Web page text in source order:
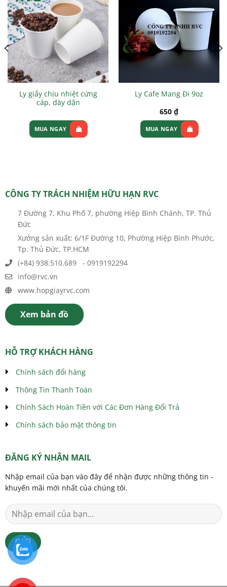
Ly giấy chịu nhiệt cứng
cáp, dày dặn
MUA NGAY
Ly Cafe Mang Đi 9oz
650 ₫
MUA NGAY
CÔNG TY TRÁCH NHIỆM HỮU HẠN RVC
7 Đường 7, Khu Phố 7, phường Hiệp Bình Chánh, TP. Thủ
Đức
Xưởng sản xuất: 6/1F Đường 10, Phường Hiệp Bình Phước,
Tp. Thủ Đức, TP.HCM
(+84) 938.510.689 - 0919192294
info@rvc.vn
www.hopgiayrvc.com
Xem bản đồ
HỖ TRỢ KHÁCH HÀNG
Chính sách đổi hàng
Thông Tin Thanh Toán
Chính Sách Hoàn Tiền với Các Đơn Hàng Đổi Trả
Chính sách bảo mật thông tin
ĐĂNG KÝ NHẬN MAIL
Nhập email của bạn vào đây để nhận được những thông tin -
khuyến mãi mới nhất của chúng tôi.